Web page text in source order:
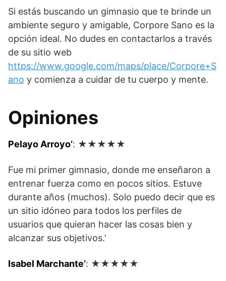
Si estás buscando un gimnasio que te brinde un
ambiente seguro y amigable, Corpore Sano es la
opción ideal. No dudes en contactarlos a través
de su sitio web
https://www.google.com/maps/place/Corpore+S
ano y comienza a cuidar de tu cuerpo y mente.
Opiniones
Pelayo Arroyo’: ★★★★★
Fue mi primer gimnasio, donde me enseñaron a
entrenar fuerza como en pocos sitios. Estuve
durante años (muchos). Solo puedo decir que es
un sitio idóneo para todos los perfiles de
usuarios que quieran hacer las cosas bien y
alcanzar sus objetivos.’
Isabel Marchante’: ★★★★★